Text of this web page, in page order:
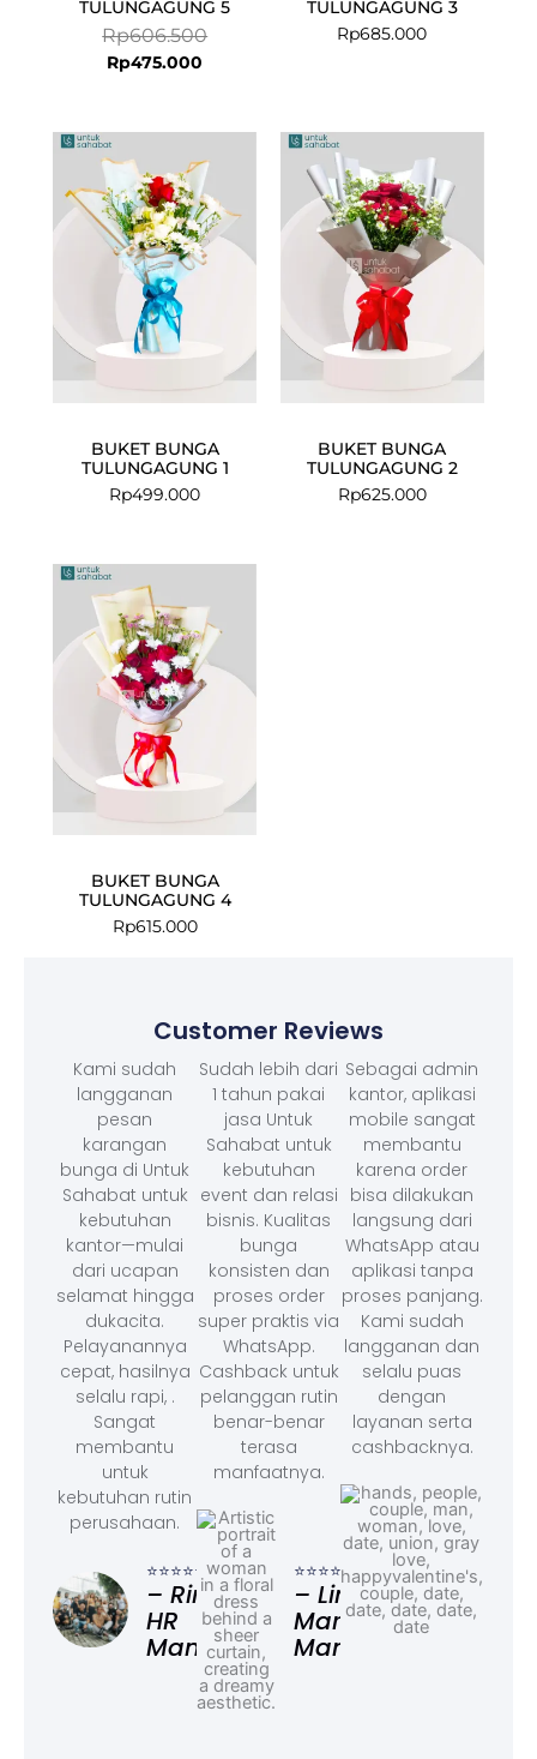
TULUNGAGUNG 5
Rp606.500
Rp475.000
TULUNGAGUNG 3
Rp685.000
BUKET BUNGA
TULUNGAGUNG 1
Rp499.000
BUKET BUNGA
TULUNGAGUNG 2
Rp625.000
BUKET BUNGA
TULUNGAGUNG 4
Rp615.000
Customer Reviews
Kami sudah
langganan
pesan
karangan
bunga di Untuk
Sahabat untuk
kebutuhan
kantor—mulai
dari ucapan
selamat hingga
dukacita.
Pelayanannya
cepat, hasilnya
selalu rapi, .
Sangat
membantu
untuk
kebutuhan rutin
perusahaan.
⭐⭐⭐⭐⭐
– Rina,
HR
Manager
Sudah lebih dari
1 tahun pakai
jasa Untuk
Sahabat untuk
kebutuhan
event dan relasi
bisnis. Kualitas
bunga
konsisten dan
proses order
super praktis via
WhatsApp.
Cashback untuk
pelanggan rutin
benar-benar
terasa
manfaatnya.
⭐⭐⭐⭐⭐
– Linda,
Marketing
Manager
Sebagai admin
kantor, aplikasi
mobile sangat
membantu
karena order
bisa dilakukan
langsung dari
WhatsApp atau
aplikasi tanpa
proses panjang.
Kami sudah
langganan dan
selalu puas
dengan
layanan serta
cashbacknya.